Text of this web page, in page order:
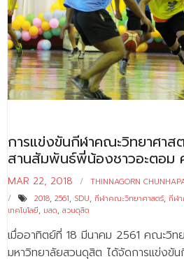
ข่าว
- ข่าวประชาสัมพันธ์
- กิจกรรม
- ข่าวประชาสัมพันธ์ภายนอก
วารสารคณะ
ผลงานคณะ
- ฐานข้อมูลงานวิจัย
- การจัดการความรู้ (KM Scitech)
การแข่งขันกีฬาคณะวิทยาศาสต
สานสัมพันธ์พี่น้องชาวอะตอม
MAR 22, 2018 THINNAGORN
2018, 2561, SDU, กีฬาคณะวิทยาศาสตร์, กีฬ
เทคโนโลยี, มสด, สวนดุสิต
เมื่ออาทิตย์ที่ 18 มีนาคม 2561 คณะวิทย
มหาวิทยาลัยสวนดุสิต ได้จัดการแข่งขั